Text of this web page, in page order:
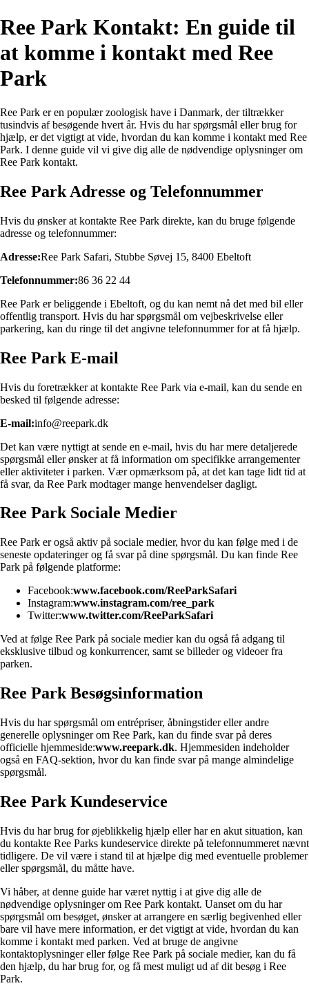
Ree Park Kontakt: En guide til
at komme i kontakt med Ree
Park
Ree Park er en populær zoologisk have i Danmark, der tiltrækker
tusindvis af besøgende hvert år. Hvis du har spørgsmål eller brug for
hjælp, er det vigtigt at vide, hvordan du kan komme i kontakt med Ree
Park. I denne guide vil vi give dig alle de nødvendige oplysninger om
Ree Park kontakt.
Ree Park Adresse og Telefonnummer
Hvis du ønsker at kontakte Ree Park direkte, kan du bruge følgende
adresse og telefonnummer:
Adresse:Ree Park Safari, Stubbe Søvej 15, 8400 Ebeltoft
Telefonnummer:86 36 22 44
Ree Park er beliggende i Ebeltoft, og du kan nemt nå det med bil eller
offentlig transport. Hvis du har spørgsmål om vejbeskrivelse eller
parkering, kan du ringe til det angivne telefonnummer for at få hjælp.
Ree Park E-mail
Hvis du foretrækker at kontakte Ree Park via e-mail, kan du sende en
besked til følgende adresse:
E-mail:info@reepark.dk
Det kan være nyttigt at sende en e-mail, hvis du har mere detaljerede
spørgsmål eller ønsker at få information om specifikke arrangementer
eller aktiviteter i parken. Vær opmærksom på, at det kan tage lidt tid at
få svar, da Ree Park modtager mange henvendelser dagligt.
Ree Park Sociale Medier
Ree Park er også aktiv på sociale medier, hvor du kan følge med i de
seneste opdateringer og få svar på dine spørgsmål. Du kan finde Ree
Park på følgende platforme:
Facebook:www.facebook.com/ReeParkSafari
Instagram:www.instagram.com/ree_park
Twitter:www.twitter.com/ReeParkSafari
Ved at følge Ree Park på sociale medier kan du også få adgang til
eksklusive tilbud og konkurrencer, samt se billeder og videoer fra
parken.
Ree Park Besøgsinformation
Hvis du har spørgsmål om entrépriser, åbningstider eller andre
generelle oplysninger om Ree Park, kan du finde svar på deres
officielle hjemmeside:www.reepark.dk. Hjemmesiden indeholder
også en FAQ-sektion, hvor du kan finde svar på mange almindelige
spørgsmål.
Ree Park Kundeservice
Hvis du har brug for øjeblikkelig hjælp eller har en akut situation, kan
du kontakte Ree Parks kundeservice direkte på telefonnummeret nævnt
tidligere. De vil være i stand til at hjælpe dig med eventuelle problemer
eller spørgsmål, du måtte have.
Vi håber, at denne guide har været nyttig i at give dig alle de
nødvendige oplysninger om Ree Park kontakt. Uanset om du har
spørgsmål om besøget, ønsker at arrangere en særlig begivenhed eller
bare vil have mere information, er det vigtigt at vide, hvordan du kan
komme i kontakt med parken. Ved at bruge de angivne
kontaktoplysninger eller følge Ree Park på sociale medier, kan du få
den hjælp, du har brug for, og få mest muligt ud af dit besøg i Ree
Park.